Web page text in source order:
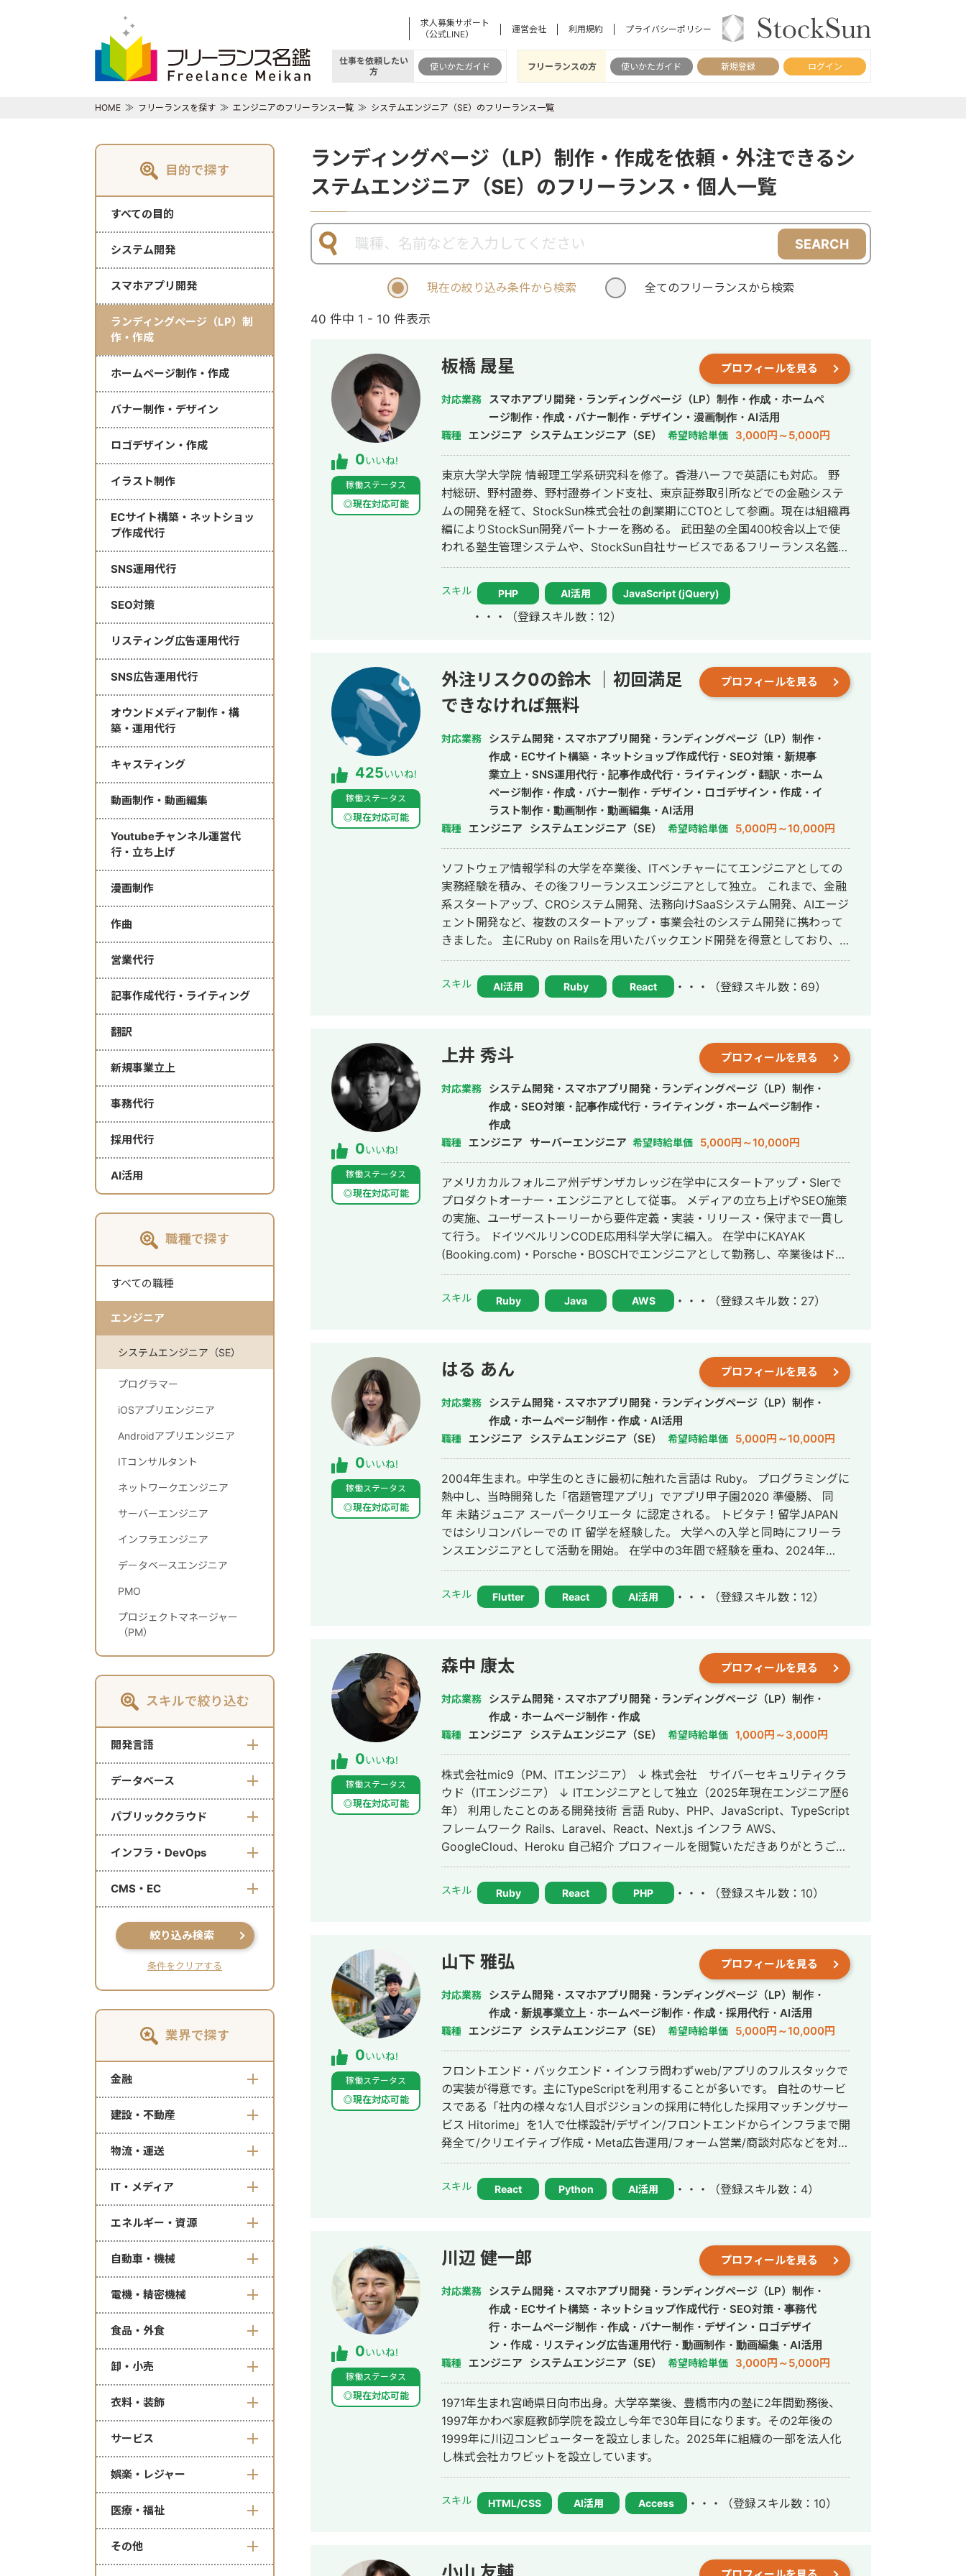
求人募集サポート
（公式LINE）
運営会社 利用規約 プライバシーポリシー
仕事を依頼したい
方
使いかたガイド フリーランスの方 使いかたガイド 新規登録 ログイン
HOME フリーランスを探す エンジニアのフリーランス一覧 システムエンジニア（SE）のフリーランス一覧
目的で探す
すべての目的
システム開発
スマホアプリ開発
ランディングページ（LP）制
作・作成
ホームページ制作・作成
バナー制作・デザイン
ロゴデザイン・作成
イラスト制作
ECサイト構築・ネットショッ
プ作成代行
SNS運用代行
SEO対策
リスティング広告運用代行
SNS広告運用代行
オウンドメディア制作・構
築・運用代行
キャスティング
動画制作・動画編集
Youtubeチャンネル運営代
行・立ち上げ
漫画制作
作曲
営業代行
記事作成代行・ライティング
翻訳
新規事業立上
事務代行
採用代行
AI活用
職種で探す
すべての職種
エンジニア
システムエンジニア（SE）
プログラマー
iOSアプリエンジニア
Androidアプリエンジニア
ITコンサルタント
ネットワークエンジニア
サーバーエンジニア
インフラエンジニア
データベースエンジニア
PMO
プロジェクトマネージャー
（PM）
スキルで絞り込む
開発言語
データベース
パブリッククラウド
インフラ・DevOps
CMS・EC
絞り込み検索
条件をクリアする
業界で探す
金融
建設・不動産
物流・運送
IT・メディア
エネルギー・資源
自動車・機械
電機・精密機械
食品・外食
卸・小売
衣料・装飾
サービス
娯楽・レジャー
医療・福祉
その他
ランディングページ（LP）制作・作成を依頼・外注できるシ
ステムエンジニア（SE）のフリーランス・個人一覧
SEARCH
現在の絞り込み条件から検索 全てのフリーランスから検索
40 件中 1 - 10 件表示
0いいね!
稼働ステータス
◎現在対応可能
板橋 晟星 プロフィールを見る
対応業務
スマホアプリ開発・ランディングページ（LP）制作・作成・ホームペ
ージ制作・作成・バナー制作・デザイン・漫画制作・AI活用
職種 エンジニア システムエンジニア（SE） 希望時給単価 3,000円～5,000円
東京大学大学院 情報理工学系研究科を修了。香港ハーフで英語にも対応。 野
村総研、野村證券、野村證券インド支社、東京証券取引所などでの金融システ
ムの開発を経て、StockSun株式会社の創業期にCTOとして参画。現在は組織再
編によりStockSun開発パートナーを務める。 武田塾の全国400校舎以上で使
われる塾生管理システムや、StockSun自社サービスであるフリーランス名鑑、
マッチングアプリのフェリ恋、年収チャンネルの転職者と企業のマッチングサ
ービスである年収スカウトなど数十のサービスを1人でサクっと開発。近年は
ChatGPTを用いたチャットボットやパワポスライド自動生成システム等、AIを
活用したシステムも多数開発している。 チームを組んで複数人で開発すると品
る。開発速度も早く、品質の良いサービスを最速かつ他より安い価格で開発で
きる。 得意領域はAI開発・Web開発・スマホアプリ・社内システムなどITシス
テム全般の開発。 インタビュー記事はこちら
スキル PHP AI活用 JavaScript (jQuery)
・・・ （登録スキル数：12）
425いいね!
稼働ステータス
◎現在対応可能
外注リスク0の鈴木 ｜初回満足
できなければ無料
プロフィールを見る
対応業務
システム開発・スマホアプリ開発・ランディングページ（LP）制作・
作成・ECサイト構築・ネットショップ作成代行・SEO対策・新規事
業立上・SNS運用代行・記事作成代行・ライティング・翻訳・ホーム
ページ制作・作成・バナー制作・デザイン・ロゴデザイン・作成・イ
ラスト制作・動画制作・動画編集・AI活用
職種 エンジニア システムエンジニア（SE） 希望時給単価 5,000円～10,000円
ソフトウェア情報学科の大学を卒業後、ITベンチャーにてエンジニアとしての
実務経験を積み、その後フリーランスエンジニアとして独立。 これまで、金融
系スタートアップ、CROシステム開発、法務向けSaaSシステム開発、AIエージ
ェント開発など、複数のスタートアップ・事業会社のシステム開発に携わって
きました。 主にRuby on Railsを用いたバックエンド開発を得意としており、
要件定義、設計、実装、本番リリース、運用改善まで一貫して対応していま
す。 特に、仕様が複雑な業務システムや、要件がまだ固まりきっていない新規
開発において、事業目的を整理しながら、正確にスピード感を持って形にして
へのAI機能の組み込みなどにも対応しています。 単純に言われたものを作るだ
けではなく、事業として使える形に落とし込むことを重視し、開発の初期段階
からリリース後の運用まで伴走しています。
スキル AI活用 Ruby React ・・・ （登録スキル数：69）
0いいね!
稼働ステータス
◎現在対応可能
上井 秀斗 プロフィールを見る
対応業務
システム開発・スマホアプリ開発・ランディングページ（LP）制作・
作成・SEO対策・記事作成代行・ライティング・ホームページ制作・
作成
職種 エンジニア サーバーエンジニア 希望時給単価 5,000円～10,000円
アメリカカルフォルニア州デザンザカレッジ在学中にスタートアップ・SIerで
プロダクトオーナー・エンジニアとして従事。 メディアの立ち上げやSEO施策
の実施、ユーザーストーリーから要件定義・実装・リリース・保守まで一貫し
て行う。 ドイツベルリンCODE応用科学大学に編入。 在学中にKAYAK
(Booking.com)・Porsche・BOSCHでエンジニアとして勤務し、卒業後はドイ
ツ現地法人Webfleet Solutions (Bridgestone Mobility Solutions)に入社し車の
ナビゲーションの開発やアプリのモダン化をリードし在籍中にも日本のクライ
アントと協業し様々なプロジェクトを進める。 退職後、帰国し企業との可能性
スキル Ruby Java AWS ・・・ （登録スキル数：27）
0いいね!
稼働ステータス
◎現在対応可能
はる あん プロフィールを見る
対応業務
システム開発・スマホアプリ開発・ランディングページ（LP）制作・
作成・ホームページ制作・作成・AI活用
職種 エンジニア システムエンジニア（SE） 希望時給単価 5,000円～10,000円
2004年生まれ。中学生のときに最初に触れた言語は Ruby。 プログラミングに
熱中し、当時開発した「宿題管理アプリ」でアプリ甲子園2020 準優勝、 同
年 未踏ジュニア スーパークリエータ に認定される。 トビタテ！留学JAPAN
ではシリコンバレーでの IT 留学を経験した。 大学への入学と同時にフリーラ
ンスエンジニアとして活動を開始。 在学中の3年間で経験を重ね、2024年
に 株式会社あんテク（旧・株式会社あんはるテクノロジーズ）を設立した。
専門は加速器。現在は東京科学大学大学院の修士課程に在籍し、研究を続けて
いる。 これまで、求人マッチングアプリ、漫画アプリ、マッチングプラットフ
の同時開発、Web は React / Next.js によるフルスタック開発を得意とし、要
件定義・設計・実装・本番リリース・運用改善まで一貫して対応している。 特
に、仕様がまだ固まりきっていない新規開発や、仕様が複雑な業務システムに
おいて、事業目的を整理しながら、正確にスピード感を持って形にしていくこ
とを強みとしている。まず小さな PoC・MVP を数営業日で出し、動く成果を
エージェント開発、AI を活用した業務効率化、既存プロダクトへの AI 機能の
組み込みにも取り組んでいる。 単に言われたものを作るだけでなく、事業とし
て使える形に落とし込むことを重視している。開発の初期段階からリリース後
の運用まで伴走。経営と技術の両面から、クライアントが自走できる状態をゴ
ールに置いている。
スキル Flutter React AI活用 ・・・ （登録スキル数：12）
0いいね!
稼働ステータス
◎現在対応可能
森中 康太 プロフィールを見る
対応業務
システム開発・スマホアプリ開発・ランディングページ（LP）制作・
作成・ホームページ制作・作成
職種 エンジニア システムエンジニア（SE） 希望時給単価 1,000円～3,000円
株式会社mic9（PM、ITエンジニア） ↓ 株式会社 サイバーセキュリティクラ
ウド（ITエンジニア） ↓ ITエンジニアとして独立（2025年現在エンジニア歴6
年） 利用したことのある開発技術 言語 Ruby、PHP、JavaScript、TypeScript
フレームワーク Rails、Laravel、React、Next.js インフラ AWS、
GoogleCloud、Heroku 自己紹介 プロフィールを閲覧いただきありがとうござ
います。 現在、フリーランスのITエンジニアとして活動しております。 エンジ
ニア歴は5年で、受託開発会社でのPM経験と事業会社でのエンジニア経験を活
かし、要件定義から保守運用までワンストップで開発できる事が私の強みで
スキル Ruby React PHP ・・・ （登録スキル数：10）
0いいね!
稼働ステータス
◎現在対応可能
山下 雅弘 プロフィールを見る
対応業務
システム開発・スマホアプリ開発・ランディングページ（LP）制作・
作成・新規事業立上・ホームページ制作・作成・採用代行・AI活用
職種 エンジニア システムエンジニア（SE） 希望時給単価 5,000円～10,000円
フロントエンド・バックエンド・インフラ問わずweb/アプリのフルスタックで
の実装が得意です。主にTypeScriptを利用することが多いです。 自社のサービ
スである「社内の様々な1人目ポジションの採用に特化した採用マッチングサー
ビス Hitorime」を1人で仕様設計/デザイン/フロントエンドからインフラまで開
発全て/クリエイティブ作成・Meta広告運用/フォーム営業/商談対応などを対応
いたしました。この経験から、事業を進めるおける「売るものを決める・作
る・売る/広める」の工程全ての解像度がある程度高いので、様々なポジション
の方との連携がとりやすいです。 現在はHitorimeは2026年5月末時点でリリー
生成・画像内物体検知）の構築・データクレンジング・モデル改善などを1から
実装した経験もあるので、機械学習における解像度が比較的高いと思います。
今後やりたいこととしては自社だから、自分だからこそ生み出せる世の中に求
められるプロダクトをAIを適切にフル活用し1人称でも作れるようなエンジニア
を目指しております。 また、直近はn8nなどのAIオートメーションを使い、
Notion・Slack・各種AIツールを連携させ、様々な業務を自動化させることが
増えてきているので、業務改善も対応可能です。 いかなる仕事であれ頂いた仕
スキル React Python AI活用 ・・・ （登録スキル数：4）
0いいね!
稼働ステータス
◎現在対応可能
川辺 健一郎 プロフィールを見る
対応業務
システム開発・スマホアプリ開発・ランディングページ（LP）制作・
作成・ECサイト構築・ネットショップ作成代行・SEO対策・事務代
行・ホームページ制作・作成・バナー制作・デザイン・ロゴデザイ
ン・作成・リスティング広告運用代行・動画制作・動画編集・AI活用
職種 エンジニア システムエンジニア（SE） 希望時給単価 3,000円～5,000円
1971年生まれ宮崎県日向市出身。大学卒業後、豊橋市内の塾に2年間勤務後、
1997年かわべ家庭教師学院を設立し今年で30年目になります。その2年後の
1999年に川辺コンピューターを設立しました。2025年に組織の一部を法人化
し株式会社カワビットを設立しています。
スキル HTML/CSS AI活用 Access ・・・ （登録スキル数：10）